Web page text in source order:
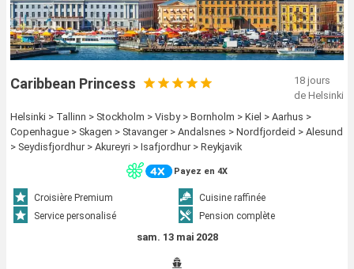
Caribbean Princess
18 jours
de Helsinki
Helsinki > Tallinn > Stockholm > Visby > Bornholm > Kiel > Aarhus >
Copenhague > Skagen > Stavanger > Andalsnes > Nordfjordeid > Alesund
> Seydisfjordhur > Akureyri > Isafjordhur > Reykjavik
Payez en 4X
Croisière Premium
Cuisine raffinée
Service personalisé
Pension complète
sam. 13 mai 2028